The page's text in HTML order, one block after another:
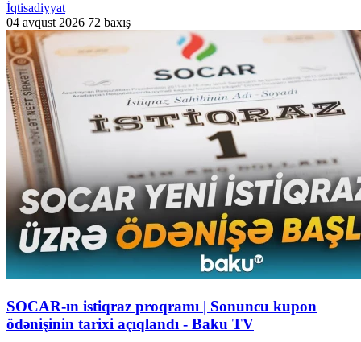
İqtisadiyyat
04 avqust 2026 72 baxış
SOCAR-ın istiqraz proqramı | Sonuncu kupon
ödənişinin tarixi açıqlandı - Baku TV